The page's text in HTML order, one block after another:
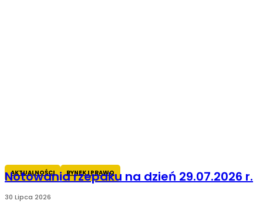
AKTUALNOŚCI RYNEK I PRAWO
Notowania rzepaku na dzień 29.07.2026 r.
30 Lipca 2026